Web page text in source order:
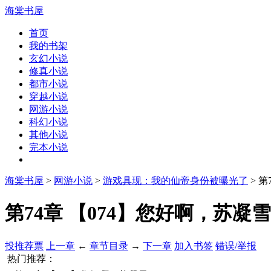
海棠书屋
首页
我的书架
玄幻小说
修真小说
都市小说
穿越小说
网游小说
科幻小说
其他小说
完本小说
海棠书屋 > 网游小说 > 游戏具现：我的仙帝身份被曝光了 > 第
第74章 【074】您好啊，苏凝雪
投推荐票 上一章 ← 章节目录 → 下一章 加入书签 错误/举报
热门推荐：